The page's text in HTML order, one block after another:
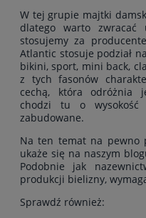
W tej grupie majtki
dlatego warto zwracać
stosujemy za
Atlantic stosuje podział
bikini, sport, mini back,
z tych fasonów
cechą, która odróżnia
chodzi tu o
zabudowane.
Na ten temat na pewno
ukaże się na naszym
Podobnie jak
produkcji bielizny,
Sprawdź również: